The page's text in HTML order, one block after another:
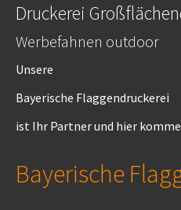
Druckerei
Werbefahnen outdoor
Unsere
Bayerische Flaggendruckerei
ist Ihr Partner und hier
Bayerische